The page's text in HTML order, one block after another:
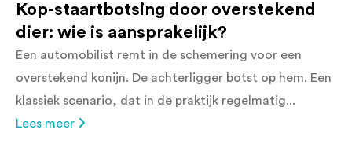
Kop-staartbotsing door overstekend
dier: wie is aansprakelijk?
Een automobilist remt in de schemering voor een
overstekend konijn. De achterligger botst op hem. Een
klassiek scenario, dat in de praktijk regelmatig...
Lees meer